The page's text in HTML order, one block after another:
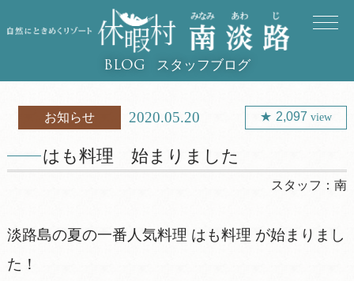
BLOG スタッフブログ
お知らせ 2020.05.20 2,097view
はも料理 始まりました
スタッフ：南
淡路島の夏の一番人気料理 はも料理 が始まりまし
た！